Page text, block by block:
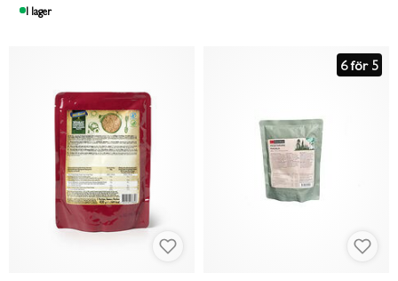
I lager
6 för 5